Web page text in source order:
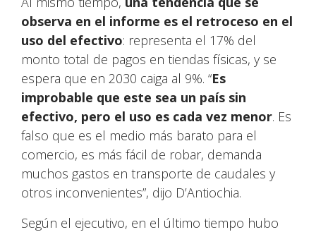
observa en el informe es el retroceso en el
uso del efectivo: representa el 17% del
monto total de pagos en tiendas físicas, y se
espera que en 2030 caiga al 9%. “Es
improbable que este sea un país sin
efectivo, pero el uso es cada vez menor. Es
falso que es el medio más barato para el
comercio, es más fácil de robar, demanda
muchos gastos en transporte de caudales y
otros inconvenientes”, dijo D’Antiochia.
Según el ejecutivo, en el último tiempo hubo